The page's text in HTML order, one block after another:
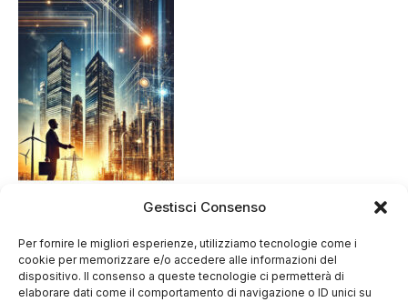
Gestisci Consenso
Per fornire le migliori esperienze, utilizziamo tecnologie come i
cookie per memorizzare e/o accedere alle informazioni del
dispositivo. Il consenso a queste tecnologie ci permetterà di
elaborare dati come il comportamento di navigazione o ID unici su